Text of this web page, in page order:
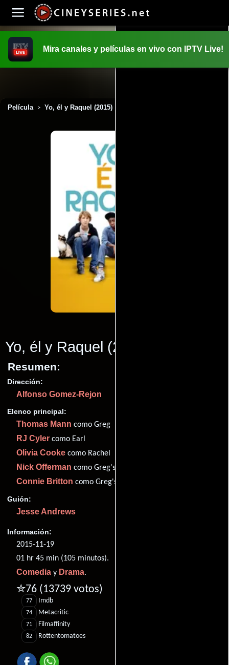
Mira canales y películas en vivo con IPTV Live!
Película > Yo, él y Raquel (2015)
Yo, él y Raquel (2015)
Resumen:
Dirección:
Alfonso Gomez-Rejon
Elenco principal:
Thomas Mann como Greg
RJ Cyler como Earl
Olivia Cooke como Rachel
Nick Offerman como Greg's Dad
Connie Britton como Greg's Mom
Guión:
Jesse Andrews
Información:
2015-11-19
01 hr 45 min (105 minutos).
Comedia y Drama.
✮76 (13739 votos)
77 Imdb
74 Metacritic
71 Filmaffinity
82 Rottentomatoes